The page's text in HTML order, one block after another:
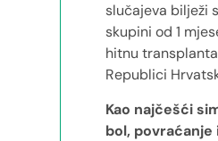
slučajeva bilježi
skupini od 1
hitnu
Republici
Kao najčešći
bol, povraćanje